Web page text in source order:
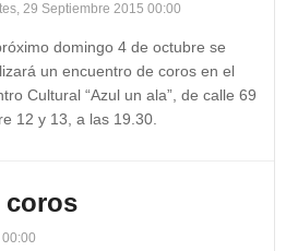
29 Septiembre 2015 00:00
domingo 4 de octubre se
un encuentro de coros en el
Cultural “Azul un ala”, de calle 69
12 y 13, a las 19.30.
coros